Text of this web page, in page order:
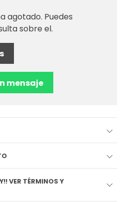
agotado. Puedes
sobre el.
mensaje
Y